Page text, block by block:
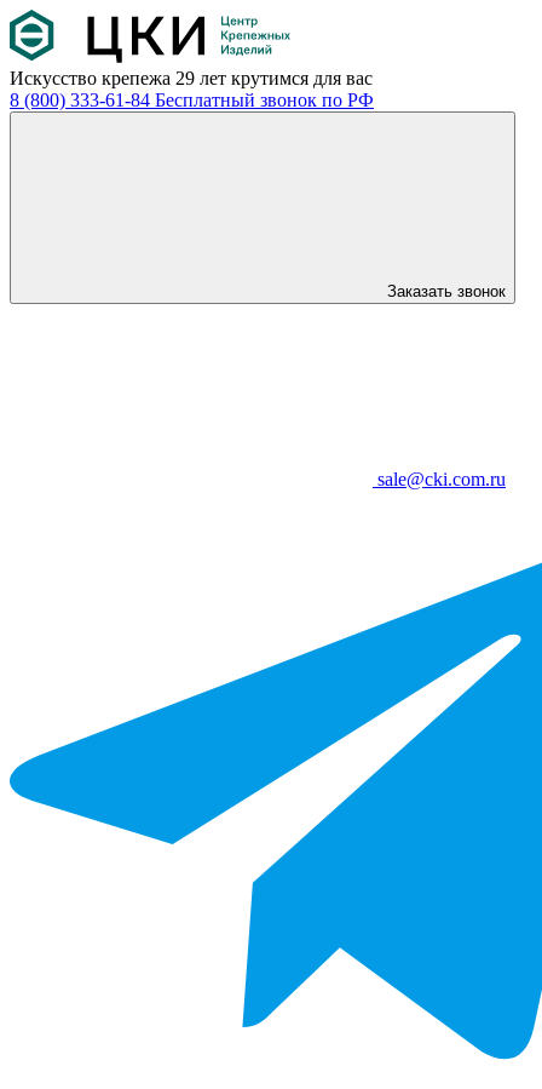
Искусство крепежа 29 лет крутимся для вас
8 (800) 333-61-84 Бесплатный звонок по РФ
Заказать звонок
sale@cki.com.ru